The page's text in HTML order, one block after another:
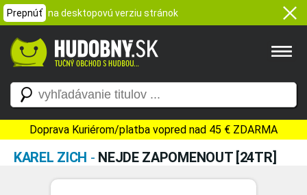
Prepnúť na desktopovú verziu stránok
Doprava Kuriérom/platba vopred nad 45 € ZDARMA
KAREL ZICH - NEJDE ZAPOMENOUT [24TR]